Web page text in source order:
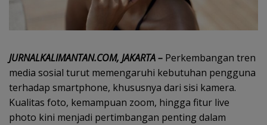
JURNALKALIMANTAN.COM, JAKARTA – Perkembangan tren
media sosial turut memengaruhi kebutuhan pengguna
terhadap smartphone, khususnya dari sisi kamera.
Kualitas foto, kemampuan zoom, hingga fitur live
photo kini menjadi pertimbangan penting dalam